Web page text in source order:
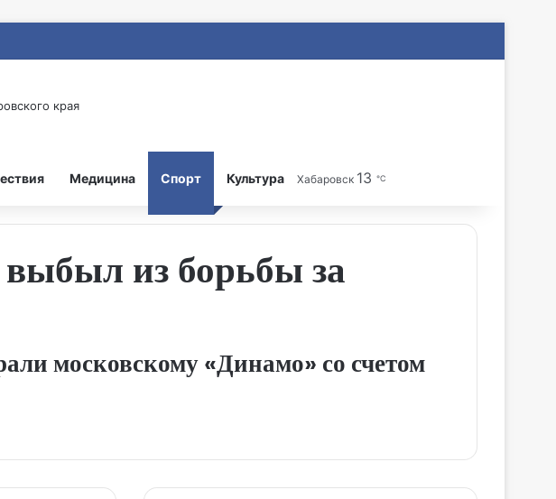
Медицина Спорт Культура Хабаровск 13 ℃
из борьбы за
московскому «Динамо» со счетом